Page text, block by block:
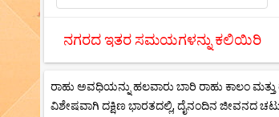
ನಗರದ ಇತರ ಸಮಯಗಳನ್ನು ಕಲಿಯಿರಿ
ರಾಹು ಅವಧಿಯನ್ನು ಹಲವಾರು ಬಾರಿ ರಾಹು ಕಾಲಂ ಮತ್ತು
ವಿಶೇಷವಾಗಿ ದಕ್ಷಿಣ ಭಾರತದಲ್ಲಿ, ದೈನಂದಿನ ಜೀವನದ